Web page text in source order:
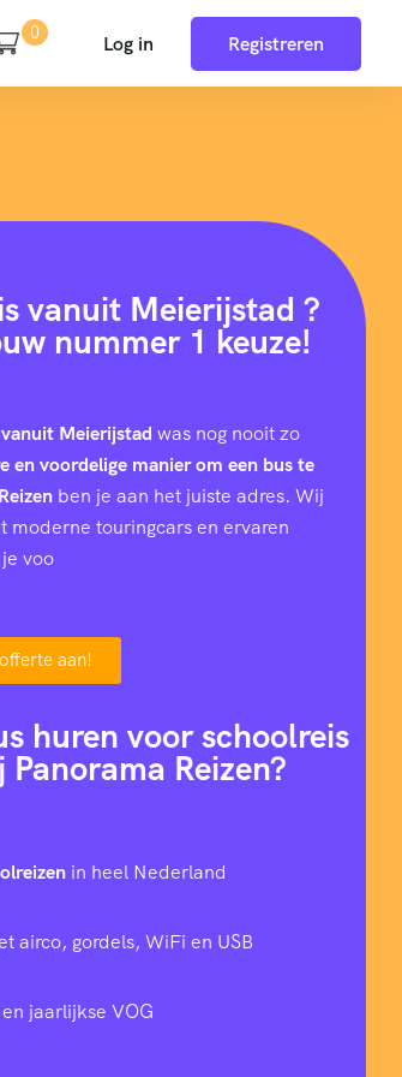
0 Log in Registreren
vanuit Meierijstad ?
nummer 1 keuze!
Meierijstad was nog nooit zo
en voordelige manier om een bus te
ben je aan het juiste adres. Wij
moderne touringcars en ervaren
voo
aan!
huren voor schoolreis
Reizen?
in heel Nederland
airco, gordels, WiFi en USB
jaarlijkse VOG